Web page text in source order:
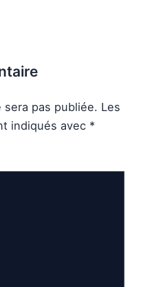
pas publiée. Les
indiqués avec *